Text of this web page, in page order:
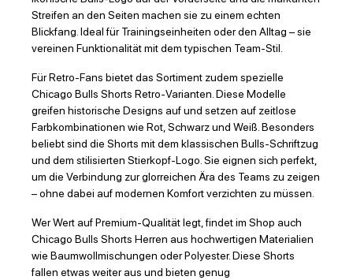
Streifen an den Seiten machen sie zu einem echten
Blickfang. Ideal für Trainingseinheiten oder den Alltag – sie
vereinen Funktionalität mit dem typischen Team-Stil.
Für Retro-Fans bietet das Sortiment zudem spezielle
Chicago Bulls Shorts Retro-Varianten. Diese Modelle
greifen historische Designs auf und setzen auf zeitlose
Farbkombinationen wie Rot, Schwarz und Weiß. Besonders
beliebt sind die Shorts mit dem klassischen Bulls-Schriftzug
und dem stilisierten Stierkopf-Logo. Sie eignen sich perfekt,
um die Verbindung zur glorreichen Ära des Teams zu zeigen
– ohne dabei auf modernen Komfort verzichten zu müssen.
Wer Wert auf Premium-Qualität legt, findet im Shop auch
Chicago Bulls Shorts Herren aus hochwertigen Materialien
wie Baumwollmischungen oder Polyester. Diese Shorts
fallen etwas weiter aus und bieten genug